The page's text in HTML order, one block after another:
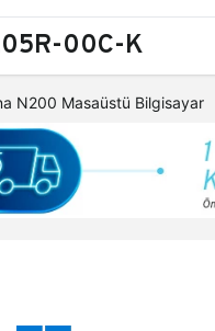
00C-K
N200 Masaüstü Bilgisayar